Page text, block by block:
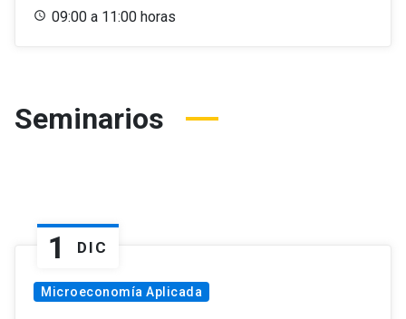
09:00 a 11:00 horas
Seminarios
1 DIC
Microeconomía Aplicada